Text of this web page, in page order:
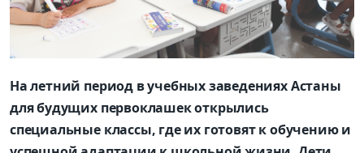
На летний период в учебных заведениях Астаны
для будущих первоклашек открылись
специальные классы, где их готовят к обучению и